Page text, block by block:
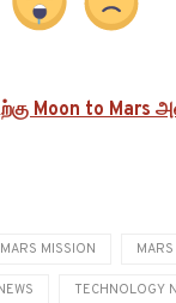
Moon to Mars
MARS MISSION
TECHNOLOGY